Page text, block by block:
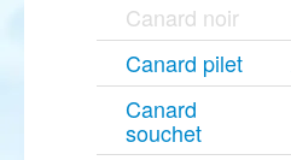
Canard noir
Canard pilet
Canard
souchet